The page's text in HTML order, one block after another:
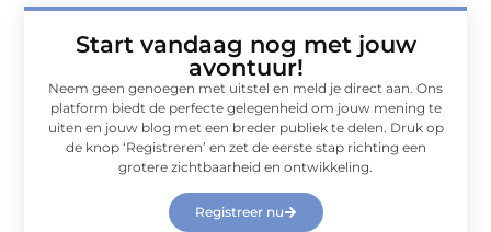
Start vandaag nog met jouw
avontuur!
Neem geen genoegen met uitstel en meld je direct aan. Ons
platform biedt de perfecte gelegenheid om jouw mening te
uiten en jouw blog met een breder publiek te delen. Druk op
de knop ‘Registreren’ en zet de eerste stap richting een
grotere zichtbaarheid en ontwikkeling.
Registreer nu